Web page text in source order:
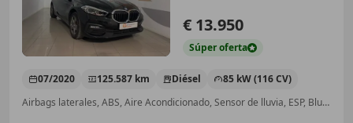
€ 13.950
Súperoferta
07/2020 125.587 km Diésel
85 kW (116 CV)
Airbags laterales, ABS, Aire Acondicionado, Sensor de lluvia, ESP, Bluetooth, Faros antiniebla, Volante multifunción